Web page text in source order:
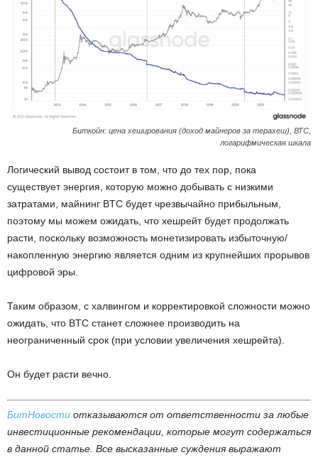
Биткойн: цена хеширования (доход майнеров за терахеш), ВТС,
логарифмическая шкала
Логический вывод состоит в том, что до тех пор, пока
существует энергия, которую можно добывать с низкими
затратами, майнинг BTC будет чрезвычайно прибыльным,
поэтому мы можем ожидать, что хешрейт будет продолжать
расти, поскольку возможность монетизировать избыточную/
накопленную энергию является одним из крупнейших прорывов
цифровой эры.
Таким образом, с халвингом и корректировкой сложности можно
ожидать, что BTC станет сложнее производить на
неограниченный срок (при условии увеличения хешрейта).
Он будет расти вечно.
БитНовости отказываются от ответственности за любые
инвестиционные рекомендации, которые могут содержаться
в данной статье. Все высказанные суждения выражают